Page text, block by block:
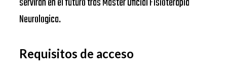
Neurologica.
Requisitos de acceso